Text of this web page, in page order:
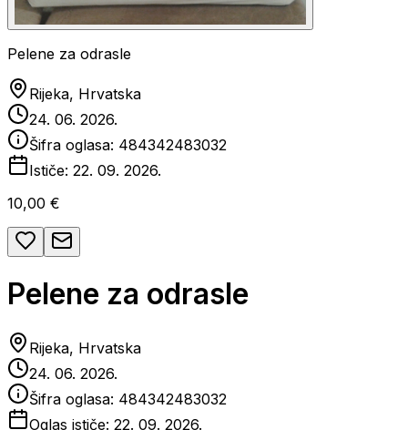
Pelene za odrasle
Rijeka, Hrvatska
24. 06. 2026.
Šifra oglasa: 484342483032
Ističe: 22. 09. 2026.
10,00 €
Pelene za odrasle
Rijeka, Hrvatska
24. 06. 2026.
Šifra oglasa: 484342483032
Oglas ističe: 22. 09. 2026.